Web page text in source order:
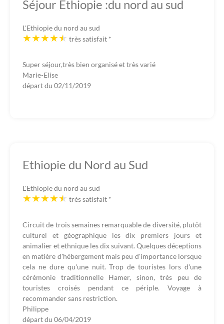
Séjour Ethiopie :du nord au sud
L'Ethiopie du nord au sud
très satisfait *
Super séjour,très bien organisé et très varié
Marie-Elise
départ du 02/11/2019
Ethiopie du Nord au Sud
L'Ethiopie du nord au sud
très satisfait *
Circuit de trois semaines remarquable de diversité, plutôt
culturel et géographique les dix premiers jours et
animalier et ethnique les dix suivant. Quelques déceptions
en matière d'hébergement mais peu d'importance lorsque
cela ne dure qu'une nuit. Trop de touristes lors d'une
cérémonie traditionnelle Hamer, sinon, très peu de
touristes croisés pendant ce périple. Voyage à
recommander sans restriction.
Philippe
départ du 06/04/2019